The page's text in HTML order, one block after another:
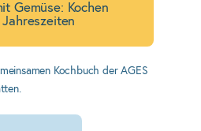
Gemüse: Kochen
Kochbuch der AGES